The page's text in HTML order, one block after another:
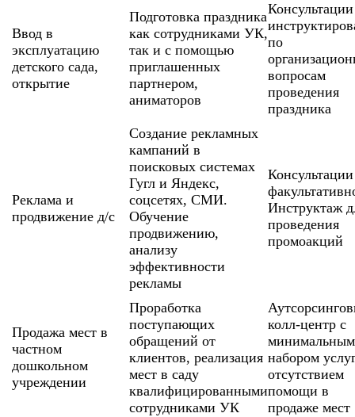
Ввод в
эксплуатацию
детского сада,
открытие
Подготовка праздника
как сотрудниками УК,
так и с помощью
приглашенных
партнером,
аниматоров
по
вопросам
проведения
праздника
Реклама и
продвижение д/с
Создание рекламных
кампаний в
поисковых системах
Гугл и Яндекс,
соцсетях, СМИ.
Обучение
продвижению,
анализу
эффективности
рекламы
Консультации
Инструктаж
проведения
промоакций
Продажа мест в
частном
дошкольном
учреждении
Проработка
поступающих
обращений от
клиентов, реализация
мест в саду
квалифицированными
сотрудниками УК
колл-центр с
минимальным
набором
отсутствием
помощи в
продаже мест